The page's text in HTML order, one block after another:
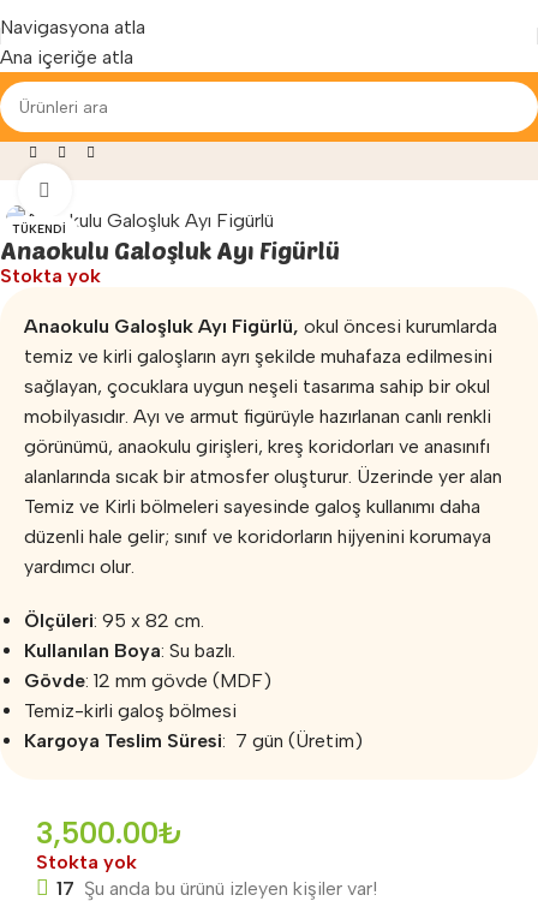
Navigasyona atla
Ana içeriğe atla
Yenilenen arayüzümüz ile hizmetinizdeyiz...
» Anaokulu Galoşluk
TÜKENDI
Anaokulu Galoşluk Ayı Figürlü
Stokta yok
Anaokulu Galoşluk Ayı Figürlü, okul öncesi kurumlarda
temiz ve kirli galoşların ayrı şekilde muhafaza edilmesini
sağlayan, çocuklara uygun neşeli tasarıma sahip bir okul
mobilyasıdır. Ayı ve armut figürüyle hazırlanan canlı renkli
görünümü, anaokulu girişleri, kreş koridorları ve anasınıfı
alanlarında sıcak bir atmosfer oluşturur. Üzerinde yer alan
Temiz ve Kirli bölmeleri sayesinde galoş kullanımı daha
düzenli hale gelir; sınıf ve koridorların hijyenini korumaya
yardımcı olur.
Ölçüleri: 95 x 82 cm.
Kullanılan Boya: Su bazlı.
Gövde: 12 mm gövde (MDF)
Temiz-kirli galoş bölmesi
Kargoya Teslim Süresi: 7 gün (Üretim)
3,500.00₺
Stokta yok
17 Şu anda bu ürünü izleyen kişiler var!